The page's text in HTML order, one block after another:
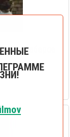
и шаберов